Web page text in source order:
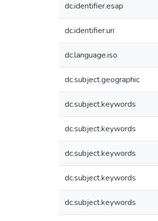
dc.identifier.esap
dc.identifier.uri
dc.language.iso
dc.subject.geographic
dc.subject.keywords
dc.subject.keywords
dc.subject.keywords
dc.subject.keywords
dc.subject.keywords